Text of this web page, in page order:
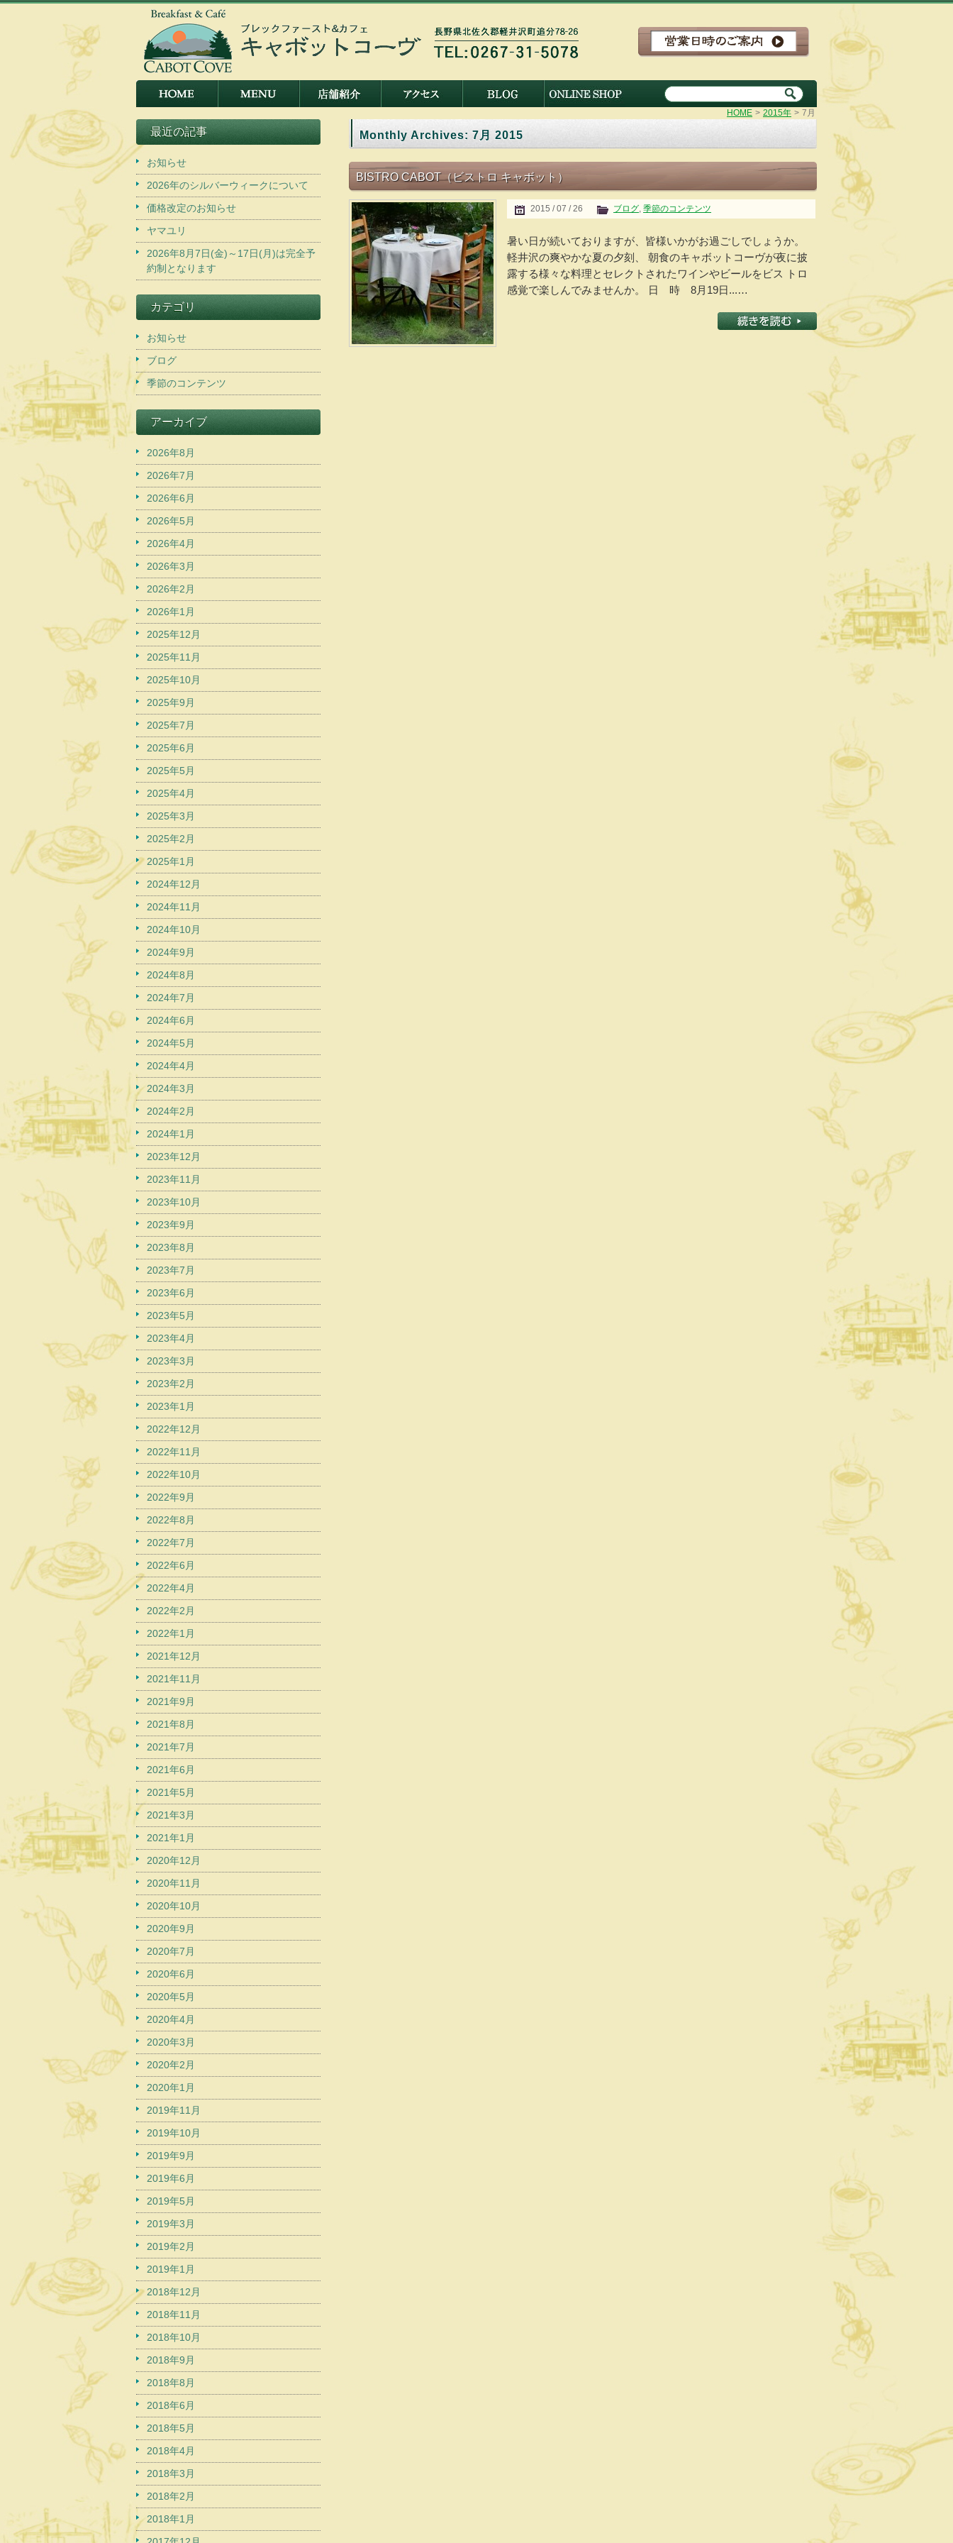
HOME > 2015年 > 7月
Monthly Archives: 7月 2015
BISTRO CABOT（ビストロ キャボット）
2015 / 07 / 26 ブログ, 季節のコンテンツ
暑い日が続いておりますが、皆様いかがお過ごしでしょうか。
軽井沢の爽やかな夏の夕刻、 朝食のキャボットコーヴが夜に披
露する様々な料理とセレクトされたワインやビールをビス トロ
感覚で楽しんでみませんか。 日 時 8月19日...…
最近の記事
お知らせ
2026年のシルバーウィークについて
価格改定のお知らせ
ヤマユリ
2026年8月7日(金)～17日(月)は完全予
約制となります
カテゴリ
お知らせ
ブログ
季節のコンテンツ
アーカイブ
2026年8月
2026年7月
2026年6月
2026年5月
2026年4月
2026年3月
2026年2月
2026年1月
2025年12月
2025年11月
2025年10月
2025年9月
2025年7月
2025年6月
2025年5月
2025年4月
2025年3月
2025年2月
2025年1月
2024年12月
2024年11月
2024年10月
2024年9月
2024年8月
2024年7月
2024年6月
2024年5月
2024年4月
2024年3月
2024年2月
2024年1月
2023年12月
2023年11月
2023年10月
2023年9月
2023年8月
2023年7月
2023年6月
2023年5月
2023年4月
2023年3月
2023年2月
2023年1月
2022年12月
2022年11月
2022年10月
2022年9月
2022年8月
2022年7月
2022年6月
2022年4月
2022年2月
2022年1月
2021年12月
2021年11月
2021年9月
2021年8月
2021年7月
2021年6月
2021年5月
2021年3月
2021年1月
2020年12月
2020年11月
2020年10月
2020年9月
2020年7月
2020年6月
2020年5月
2020年4月
2020年3月
2020年2月
2020年1月
2019年11月
2019年10月
2019年9月
2019年6月
2019年5月
2019年3月
2019年2月
2019年1月
2018年12月
2018年11月
2018年10月
2018年9月
2018年8月
2018年6月
2018年5月
2018年4月
2018年3月
2018年2月
2018年1月